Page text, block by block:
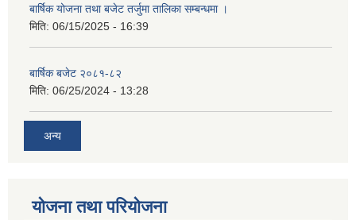
बार्षिक योजना तथा बजेट तर्जुमा तालिका सम्बन्धमा ।
मिति: 06/15/2025 - 16:39
बार्षिक बजेट २०८१-८२
मिति: 06/25/2024 - 13:28
अन्य
योजना तथा परियोजना